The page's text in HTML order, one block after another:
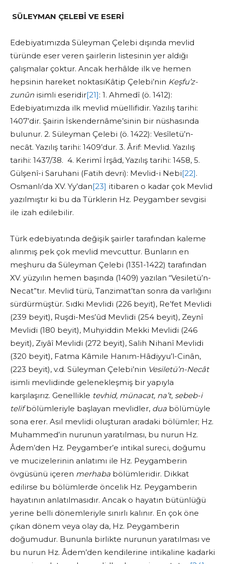
SÜLEYMAN ÇELEBİ VE ESERİ
Edebiyatımızda Süleyman Çelebi dışında mevlid
türünde eser veren şairlerin listesinin yer aldığı
çalışmalar çoktur. Ancak herhâlde ilk ve hemen
hepsinin hareket noktasıKâtip Çelebi’nin Keşfu’z-
zunûn isimli eseridir[21]: 1. Ahmedî (ö. 1412):
Edebiyatımızda ilk mevlid müellifidir. Yazılış tarihi:
1407’dir. Şairin İskendernâme’sinin bir nüshasında
bulunur. 2. Süleyman Çelebi (ö. 1422): Vesîletü’n-
necât. Yazılış tarihi: 1409’dur. 3. Ârif: Mevlid. Yazılış
tarihi: 1437/38. 4. Kerimî İrşâd, Yazılış tarihi: 1458, 5.
Gülşenî-i Saruhani (Fatih devri): Mevlid-i Nebi[22].
Osmanlı’da XV. Yy’dan[23] itibaren o kadar çok Mevlid
yazılmıştır ki bu da Türklerin Hz. Peygamber sevgisi
ile izah edilebilir.
Türk edebiyatında değişik şairler tarafından kaleme
alınmış pek çok mevlid mevcuttur. Bunların en
meşhuru da Süleyman Çelebi (1351-1422) tarafından
XV. yüzyılın hemen başında (1409) yazılan “Vesiletü’n-
Necat”tır. Mevlid türü, Tanzimat’tan sonra da varlığını
sürdürmüştür. Sıdki Mevlidi (226 beyit), Re’fet Mevlidi
(239 beyit), Ruşdi-Mes’ûd Mevlidi (254 beyit), Zeynî
Mevlidi (180 beyit), Muhyiddin Mekki Mevlidi (246
beyit), Ziyâî Mevlidi (272 beyit), Salih Nihanî Mevlidi
(320 beyit), Fatma Kâmile Hanım-Hâdiyyu’l-Cinân,
(223 beyit), v.d. Süleyman Çelebi’nin Vesiletü’n-Necât
isimli mevlidinde gelenekleşmiş bir yapıyla
karşılaşırız. Genellikle tevhid, münacat, na’t, sebeb-i
telifbölümleriyle başlayan mevlidler, dua bölümüyle
sona erer. Asıl mevlidi oluşturan aradaki bölümler; Hz.
Muhammed’in nurunun yaratılması, bu nurun Hz.
Âdem’den Hz. Peygamber’e intikal sureci, doğumu
ve mucizelerinin anlatımı ile Hz. Peygamberin
övgüsünü içeren merhaba bölümleridir. Dikkat
edilirse bu bölümlerde öncelik Hz. Peygamberin
hayatının anlatılmasıdır. Ancak o hayatın bütünlüğü
yerine belli dönemleriyle sınırlı kalınır. En çok öne
çıkan dönem veya olay da, Hz. Peygamberin
doğumudur. Bununla birlikte nurunun yaratılması ve
bu nurun Hz. Âdem’den kendilerine intikaline kadarki